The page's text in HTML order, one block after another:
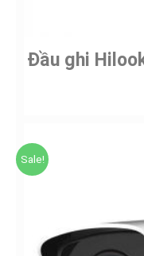
Đầu ghi
Sale!